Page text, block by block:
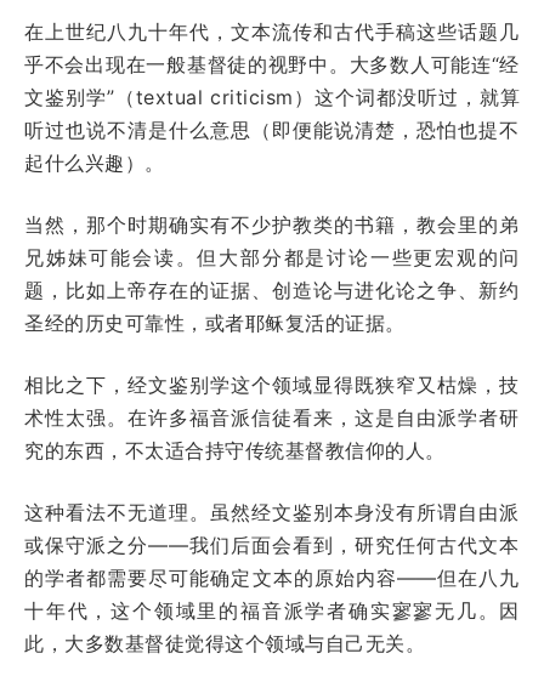
在上世纪八九十年代，文本流传和古代手稿这些话题几
乎不会出现在一般基督徒的视野中。大多数人可能连“经
文鉴别学”（textual criticism）这个词都没听过，就算
听过也说不清是什么意思（即便能说清楚，恐怕也提不
起什么兴趣）。
当然，那个时期确实有不少护教类的书籍，教会里的弟
兄姊妹可能会读。但大部分都是讨论一些更宏观的问
题，比如上帝存在的证据、创造论与进化论之争、新约
圣经的历史可靠性，或者耶稣复活的证据。
相比之下，经文鉴别学这个领域显得既狭窄又枯燥，技
术性太强。在许多福音派信徒看来，这是自由派学者研
究的东西，不太适合持守传统基督教信仰的人。
这种看法不无道理。虽然经文鉴别本身没有所谓自由派
或保守派之分——我们后面会看到，研究任何古代文本
的学者都需要尽可能确定文本的原始内容——但在八九
十年代，这个领域里的福音派学者确实寥寥无几。因
此，大多数基督徒觉得这个领域与自己无关。